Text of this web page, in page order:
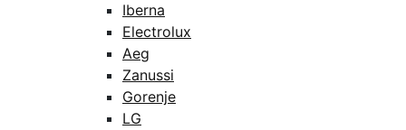
Iberna
Electrolux
Aeg
Zanussi
Gorenje
LG